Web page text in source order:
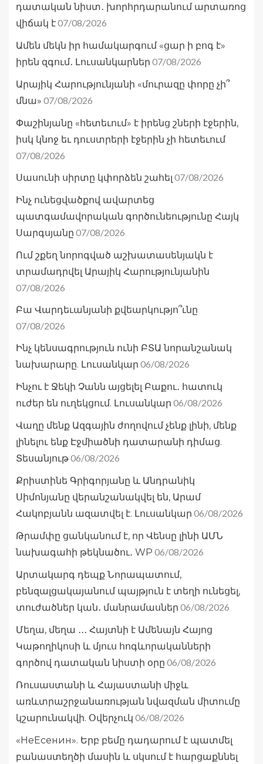
դատական նիստ․ խորհրդարանում արտառոց
վիճակ է07/08/2026
Ամեն մեկն իր համակարգում «ցար ի բոգ է»
իրեն զգում․ Լուսանկարներ 07/08/2026
Արայիկ Հարությունյանի «մուրազը փորը չի՞
մնա» 07/08/2026
Փաշինյանը «հետեւում» է իրենց շների էջերին,
իսկ կնոջ եւ դուստրերի էջերին չի հետեւում
07/08/2026
Սասունի սիրտը կփորձեն շահել 07/08/2026
Ինչ ունեցվածքով ավարտեց
պատգամավորական գործունեությունը Հայկ
Սարգսյանը 07/08/2026
Ում շքեղ նորոգված աշխատասենյակն է
տրամադրվել Արայիկ Հարությունյանին
07/08/2026
Բա Վարդեւանյանի քվեարկությո՞ւնը
07/08/2026
Ինչ կենսագրություն ունի ԲՏԱ նորանշանակ
նախարարը. Լուսանկար 06/08/2026
Ինչու է Ջեկի Չանն այցելել Բաքու․ հատուկ
ուժեր են ուղեկցում. Լուսանկար 06/08/2026
Վաղը մենք Ազգային ժողովում չենք լինի, մենք
լինելու ենք Էջմիածնի դատարանի դիմաց.
Տեսանյութ06/08/2026
Քրիստինե Գրիգորյանը և Անդրանիկ
Սիմոնյանը վերանշանակվել են, Արամ
Հակոբյանն ազատվել է. Լուսանկար 06/08/2026
Թրամփը ցանկանում է, որ Վենսը լինի ԱՄՆ
նախագահի թեկնածու․ WP 06/08/2026
Արտակարգ դեպք Նորապատում,
բենզալցակայանում պայթյուն է տեղի ունեցել,
տուժածներ կան․ մանրամասներ 06/08/2026
Մեղա, մեղա ․․․ Հայտնի է Ամենայն Հայոց
Կաթողիկոսի և մյուս հոգևորականների
գործով դատական նիստի օրը 06/08/2026
Ռուսաստանի և Հայաստանի միջև
առևտրաշրջանառության նվազման միտումը
կշարունակվի. Օվերչուկ 06/08/2026
«НеЕсенин». Երբ բեմը դադարում է պատմել
բանաստեղծի մասին և սկսում է հարցաքննել